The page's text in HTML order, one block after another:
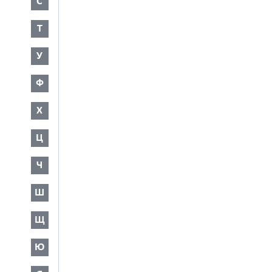
Т
У
Ф
Х
Ц
Ч
Ш
Щ
Ю